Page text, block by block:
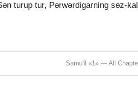
turup tur, Pǝrwǝrdigarning sɵz-
Samu'il «1» — All